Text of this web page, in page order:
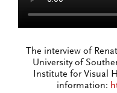
The interview of
University of
Institute for Visual
information: